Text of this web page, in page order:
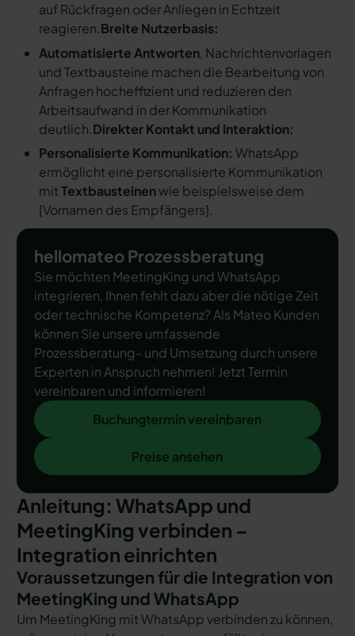
auf Rückfragen oder Anliegen in Echtzeit
reagieren.Breite Nutzerbasis:
Automatisierte Antworten, Nachrichtenvorlagen
und Textbausteine machen die Bearbeitung von
Anfragen hocheffizient und reduzieren den
Arbeitsaufwand in der Kommunikation
deutlich.Direkter Kontakt und Interaktion:
Personalisierte Kommunikation: WhatsApp
ermöglicht eine personalisierte Kommunikation
mitTextbausteinenwie beispielsweise dem
[Vornamen des Empfängers].
hellomateo Prozessberatung
Sie möchten MeetingKing und WhatsApp
integrieren, Ihnen fehlt dazu aber die nötige Zeit
oder technische Kompetenz? Als Mateo Kunden
können Sie unsere umfassende
Prozessberatung- und Umsetzung durch unsere
Experten in Anspruch nehmen! Jetzt Termin
vereinbaren und informieren!
Buchungtermin vereinbaren
Buchungtermin vereinbaren
Preise ansehen
Preise ansehen
Anleitung: WhatsApp und
MeetingKing verbinden –
Integration einrichten
Voraussetzungen für die Integration von
MeetingKing und WhatsApp
Um MeetingKing mit WhatsApp verbinden zu können,